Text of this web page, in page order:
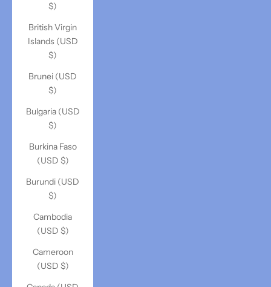
$)
British Virgin
Islands (USD
$)
Brunei (USD
$)
Bulgaria (USD
$)
Burkina Faso
(USD $)
Burundi (USD
$)
Cambodia
(USD $)
Cameroon
(USD $)